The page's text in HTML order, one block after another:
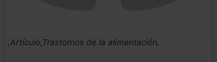
,Artículo,Trastornos de la alimentación,